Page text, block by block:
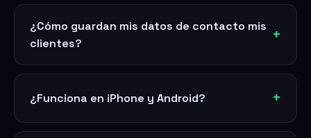
¿Cómo guardan mis datos de contacto mis
clientes?
¿Funciona en iPhone y Android?